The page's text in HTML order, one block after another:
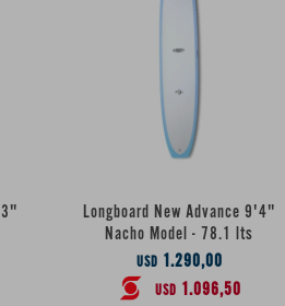
Longboard New Advance 9'4"
Nacho Model - 78.1 lts
USD 1.290,00
USD 1.096,50